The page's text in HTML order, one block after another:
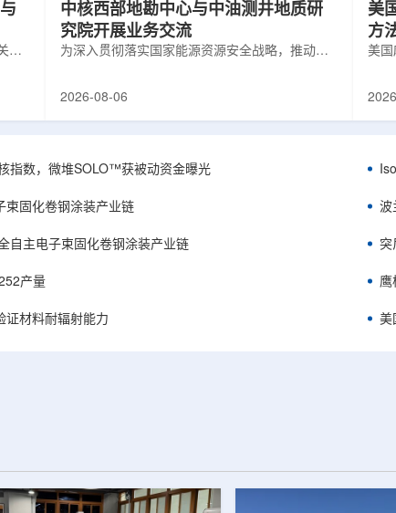
于
免
公
中核西部地勘中心与中油测井地质研
究院开展业务交流
为深入贯彻落实国家能源资源安全战略，推动油
地质研究院，开展专项技术交流研讨。会上，中
内油气测井成套装备、井下探测、岩石物理实
验、智能测井解释、深井探测及多源地质数据解
析等成熟技术体系，并结合实战案例分享了含油
气盆地铀矿勘查经验。王乐力介绍了西部中...
2026-08-06
美
方
美国
寸不
在
如
热
上
指数，微堆SOLO™获被动资金曝光
束固化卷钢涂装产业链
自主电子束固化卷钢涂装产业链
产量
证材料耐辐射能力
波
突
鹰
美